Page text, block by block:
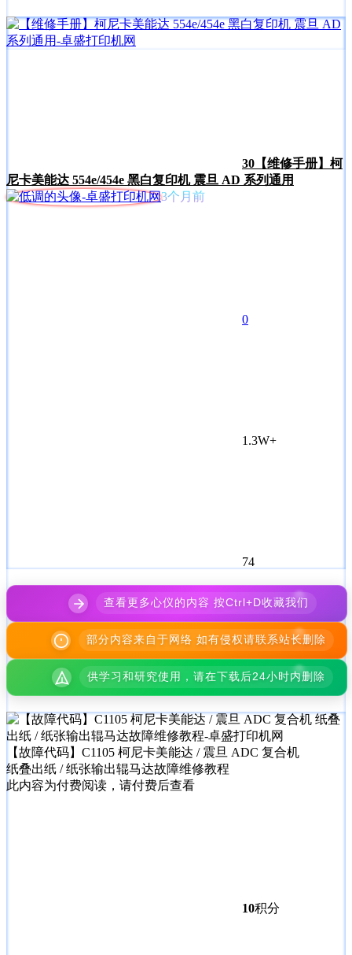
30 【维修手册】柯
尼卡美能达 554e/454e 黑白复印机 震旦 AD 系列通用
3个月前
0
1.3W+
74
查看更多心仪的内容 按Ctrl+D收藏我们
部分内容来自于网络 如有侵权请联系站长删除
供学习和研究使用，请在下载后24小时内删除
【故障代码】C1105 柯尼卡美能达 / 震旦 ADC 复合机
纸叠出纸 / 纸张输出辊马达故障维修教程
此内容为付费阅读，请付费后查看
10积分